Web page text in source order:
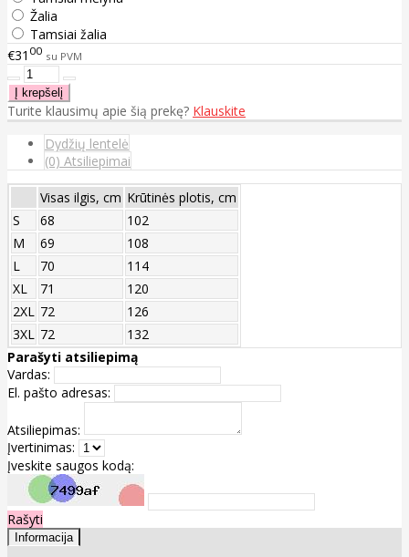
Žalia
Tamsiai žalia
€31 00 su PVM
Turite klausimų apie šią prekę? Klauskite
Dydžių lentelė
(0) Atsiliepimai
Visas ilgis, cm Krūtinės plotis, cm
S
68
102
M
69
108
L
70
114
XL
71
120
2XL 72
126
3XL 72
132
Parašyti atsiliepimą
Vardas:
El. pašto adresas:
Atsiliepimas:
Įvertinimas:
Įveskite saugos kodą:
Rašyti
Informacija